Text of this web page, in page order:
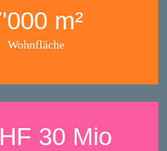
m²
Wohnfläche
30 Mio